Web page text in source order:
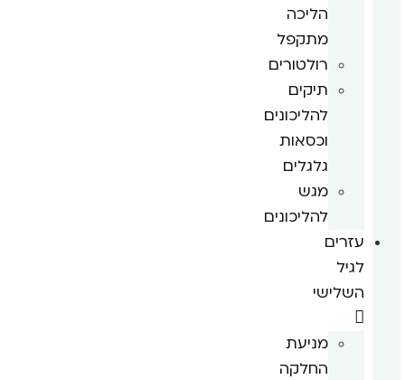
הליכה
מתקפל
רולטורים
תיקים
להליכונים
וכסאות
גלגלים
מגש
להליכונים
עזרים
לגיל
השלישי
מניעת
החלקה